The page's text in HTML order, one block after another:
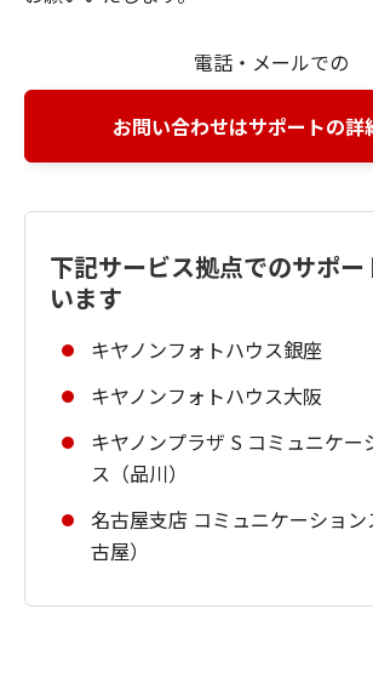
電話・メールでの
お問い合わせはサポートの詳
下記サービス拠点でのサポー
います
キヤノンフォトハウス銀座
キヤノンフォトハウス大阪
キヤノンプラザ S コミュニケー
ス（品川）
名古屋支店 コミュニケーション
古屋）